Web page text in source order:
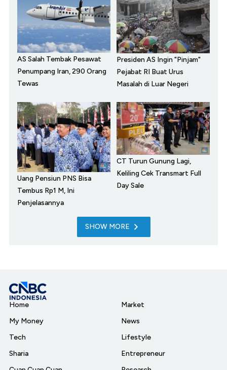
AS Salah Tembak Pesawat
Penumpang Iran, 290 Orang
Tewas
Presiden AS Ingin "Pinjam"
Pejabat RI Buat Urus
Masalah di Luar Negeri
Uang Pensiun PNS Bisa
Tembus Rp1 M, Ini
Penjelasannya
CT Turun Gunung Lagi,
Keliling Cek Transmart Full
Day Sale
SHOW MORE
Home
My Money
Tech
Sharia
Market
News
Lifestyle
Entrepreneur